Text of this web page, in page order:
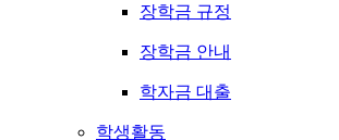
장학금 규정
장학금 안내
학자금 대출
학생활동